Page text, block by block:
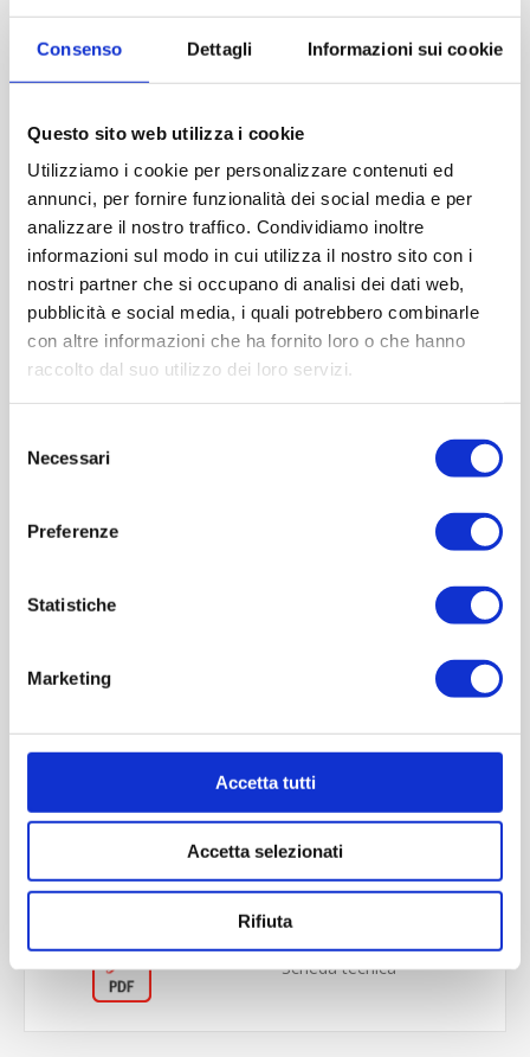
Consenso Dettagli Informazioni sui cookie
Questo sito web utilizza i cookie
Utilizziamo i cookie per personalizzare contenuti ed
annunci, per fornire funzionalità dei social media e per
analizzare il nostro traffico. Condividiamo inoltre
informazioni sul modo in cui utilizza il nostro sito con i
nostri partner che si occupano di analisi dei dati web,
pubblicità e social media, i quali potrebbero combinarle
con altre informazioni che ha fornito loro o che hanno
raccolto dal suo utilizzo dei loro servizi.
delNecessari
Preferenze
Statistiche
Marketing
Accetta tutti
Accetta selezionati
Rifiuta
Imboccatura:T.vite pp28
Diametro (mm):37
Altezza (mm):156
Larghezza (mm):77
Quantità per imballo (ordine minimo 1 collo):0
Cod.: HUT101
Please select the address you want to ship to
OVERVIEW
REVIEWS
CONTACT US
Scheda tecnica